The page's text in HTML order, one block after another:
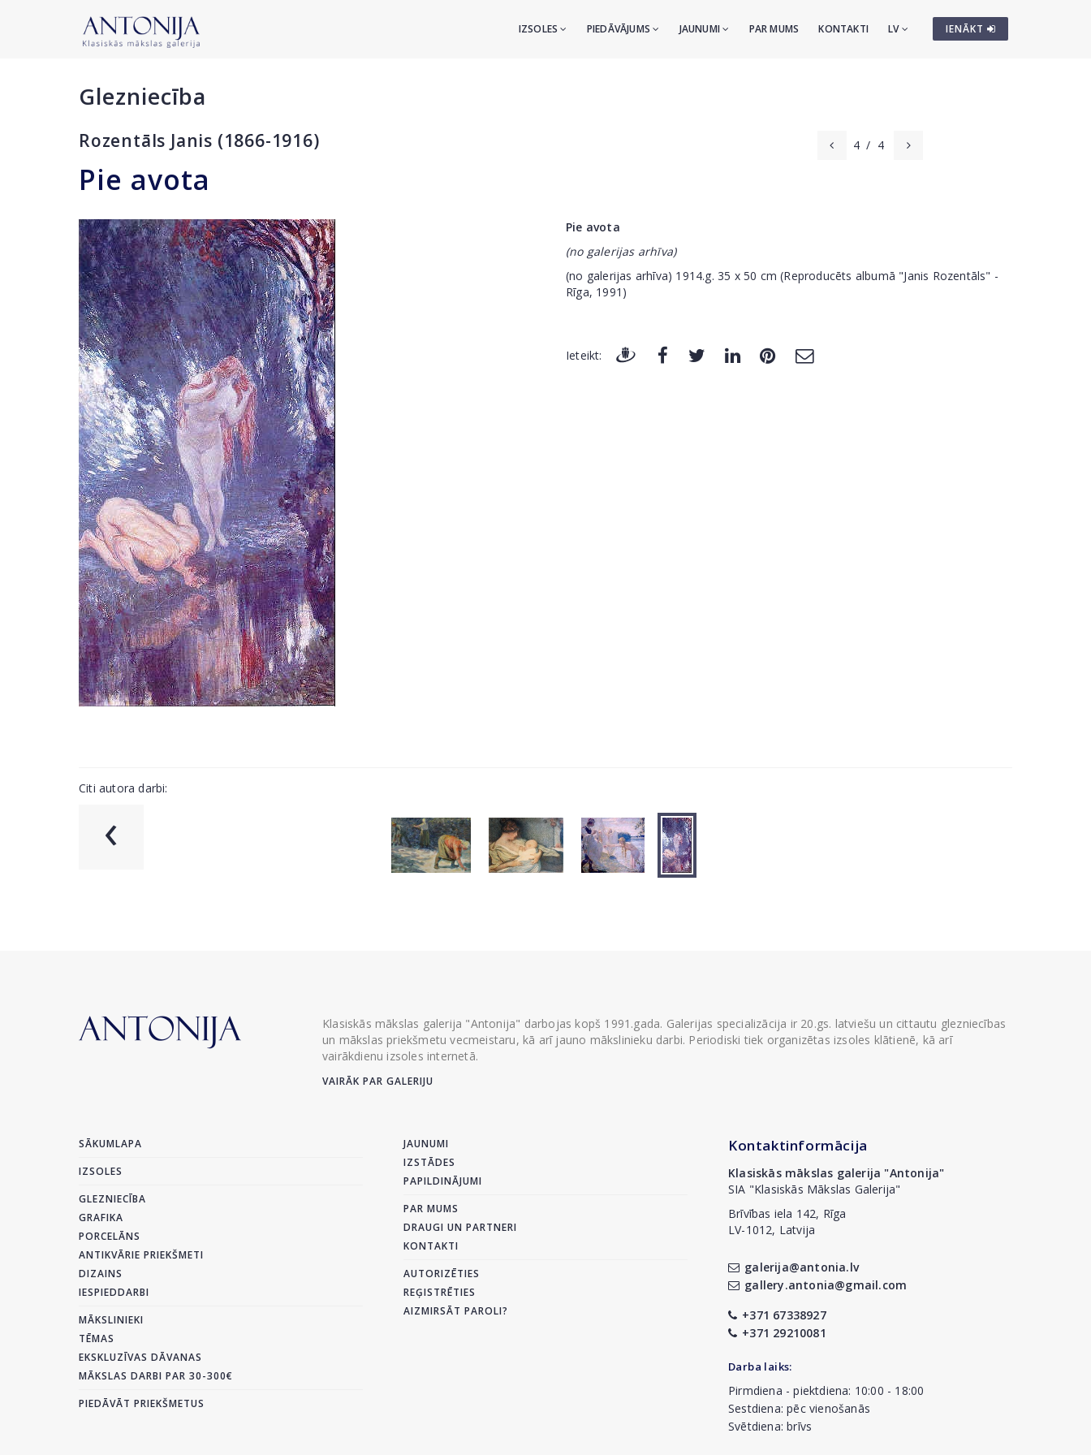
IENĀKT
IZSOLES PIEDĀVĀJUMS JAUNUMI PAR MUMS KONTAKTI LV
Glezniecība
Rozentāls Janis (1866-1916) 4 / 4
Pie avota
Pie avota
(no galerijas arhīva)
(no galerijas arhīva) 1914.g. 35 x 50 cm (Reproducēts albumā "Janis Rozentāls" -
Rīga, 1991)
Ieteikt:
Citi autora darbi:
‹
Klasiskās mākslas galerija "Antonija" darbojas kopš 1991.gada. Galerijas specializācija ir 20.gs. latviešu un cittautu glezniecības
un mākslas priekšmetu vecmeistaru, kā arī jauno mākslinieku darbi. Periodiski tiek organizētas izsoles klātienē, kā arī
vairākdienu izsoles internetā.
VAIRĀK PAR GALERIJU
SĀKUMLAPA
IZSOLES
GLEZNIECĪBA
GRAFIKA
PORCELĀNS
ANTIKVĀRIE PRIEKŠMETI
DIZAINS
IESPIEDDARBI
MĀKSLINIEKI
TĒMAS
EKSKLUZĪVAS DĀVANAS
MĀKSLAS DARBI PAR 30-300€
PIEDĀVĀT PRIEKŠMETUS
JAUNUMI
IZSTĀDES
PAPILDINĀJUMI
PAR MUMS
DRAUGI UN PARTNERI
KONTAKTI
AUTORIZĒTIES
REĢISTRĒTIES
AIZMIRSĀT PAROLI?
Kontaktinformācija
Klasiskās mākslas galerija "Antonija"
SIA "Klasiskās Mākslas Galerija"
Brīvības iela 142, Rīga
LV-1012, Latvija
galerija@antonia.lv
gallery.antonia@gmail.com
+371 67338927
+371 29210081
Darba laiks:
Pirmdiena - piektdiena: 10:00 - 18:00
Sestdiena: pēc vienošanās
Svētdiena: brīvs